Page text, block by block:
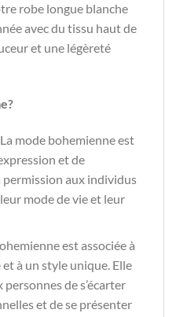
robe longue blanche
avec du tissu haut de
et une légèreté
mode bohemienne est
et de
aux individus
mode de vie et leur
est associée à
à un style unique. Elle
de s’écarter
et de se présenter